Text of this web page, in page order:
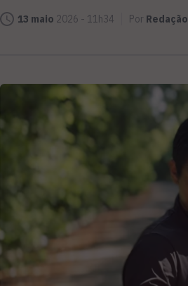
13 maio 2026 - 11h34 Por Redação